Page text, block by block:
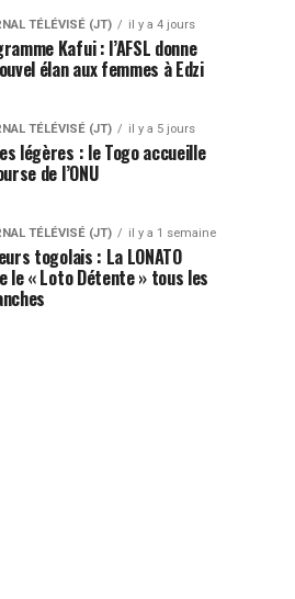
TÉLÉVISÉ (JT) il y a 4 jours
Kafui : l’AFSL donne
élan aux femmes à Edzi
TÉLÉVISÉ (JT) il y a 5 jours
légères : le Togo accueille
de l’ONU
TÉLÉVISÉ (JT) il y a 1 semaine
togolais : La LONATO
le « Loto Détente » tous les